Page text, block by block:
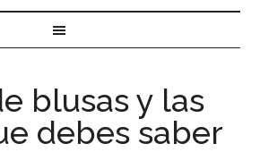
blusas y las
debes saber